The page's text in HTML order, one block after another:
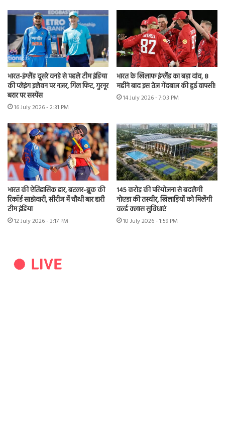
भारत-इंग्लैंड दूसरे वनडे से पहले टीम इंडिया
की प्लेइंग इलेवन पर नजर, गिल फिट, गुरनूर
बरार पर सस्पेंस
16 July 2026 - 2:31 PM
भारत के खिलाफ इंग्लैंड का बड़ा दांव, 8
महीने बाद इस तेज गेंदबाज की हुई वापसी!
14 July 2026 - 7:03 PM
भारत की ऐतिहासिक हार, बटलर-ब्रूक की
रिकॉर्ड साझेदारी, सीरीज में चौथी बार हारी
टीम इंडिया
12 July 2026 - 3:17 PM
145 करोड़ की परियोजना से बदलेगी
नोएडा की तस्वीर, खिलाड़ियों को मिलेंगी
वर्ल्ड क्लास सुविधाएं
10 July 2026 - 1:59 PM